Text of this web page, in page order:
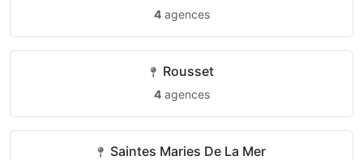
4agences
Rousset
4agences
Saintes Maries De La Mer